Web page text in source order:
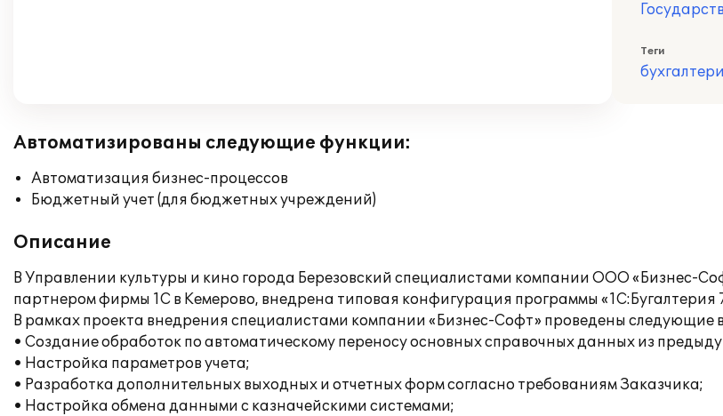
Теги
Автоматизированы следующие функции:
Автоматизация бизнес-процессов
Бюджетный учет (для бюджетных учреждений)
Описание
В Управлении культуры и кино города Березовский специалистами компании ООО «Бизнес-
партнером фирмы 1С в Кемерово, внедрена типовая конфигурация программы
В рамках проекта внедрения специалистами компании «Бизнес-Софт» проведены следующие
• Создание обработок по автоматическому переносу основных справочных данных из
• Настройка параметров учета;
• Разработка дополнительных выходных и отчетных форм согласно требованиям Заказчика;
• Настройка обмена данными с казначейскими системами;